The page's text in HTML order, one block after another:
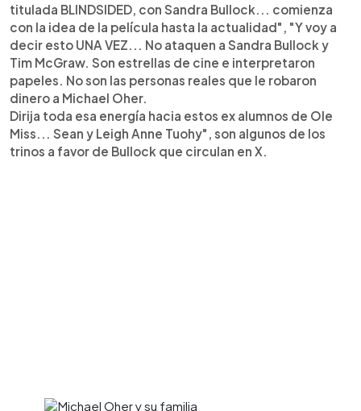
titulada BLINDSIDED, con Sandra Bullock... comienza
con la idea de la película hasta la actualidad", "Y voy a
decir esto UNA VEZ... No ataquen a Sandra Bullock y
Tim McGraw. Son estrellas de cine e interpretaron
papeles. No son las personas reales que le robaron
dinero a Michael Oher.
Dirija toda esa energía hacia estos ex alumnos de Ole
Miss... Sean y Leigh Anne Tuohy", son algunos de los
trinos a favor de Bullock que circulan en X.